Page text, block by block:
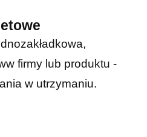
firmy lub produktu -
w utrzymaniu.